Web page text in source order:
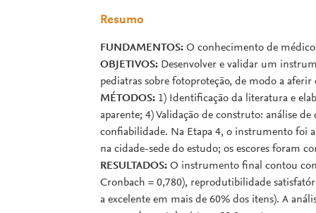
Resumo
FUNDAMENTOS: O conhecimento de
OBJETIVOS: Desenvolver e validar um
pediatras sobre fotoproteção, de modo a
MÉTODOS: 1) Identificação da literatura e
aparente; 4) Validação de construto: análise
confiabilidade. Na Etapa 4, o instrumento foi
na cidade-sede do estudo; os escores foram
RESULTADOS: O instrumento final contou
Cronbach = 0,780), reprodutibilidade
a excelente em mais de 60% dos itens). A